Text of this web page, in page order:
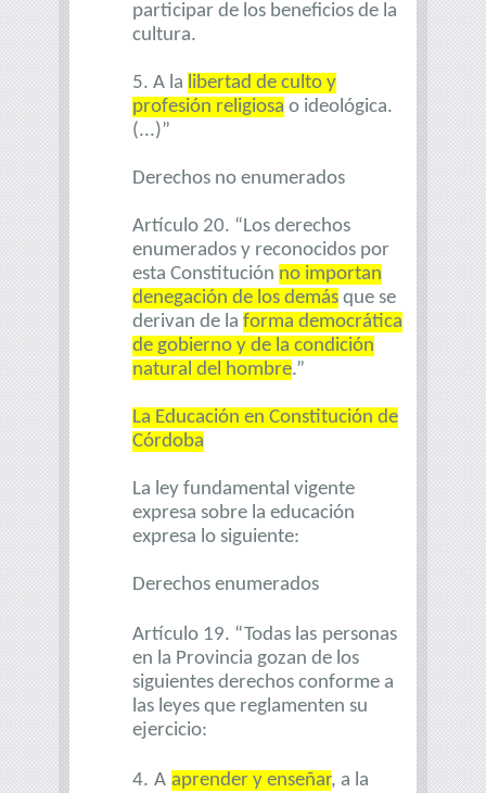
participar de los beneficios de la
cultura.
5. A la libertad de culto y
profesión religiosa o ideológica.
(...)”
Derechos no enumerados
Artículo 20. “Los derechos
enumerados y reconocidos por
esta Constitución no importan
denegación de los demás que se
derivan de la forma democrática
de gobierno y de la condición
natural del hombre.”
La Educación en Constitución de
Córdoba
La ley fundamental vigente
expresa sobre la educación
expresa lo siguiente:
Derechos enumerados
Artículo 19. “Todas las personas
en la Provincia gozan de los
siguientes derechos conforme a
las leyes que reglamenten su
ejercicio:
4. A aprender y enseñar, a la